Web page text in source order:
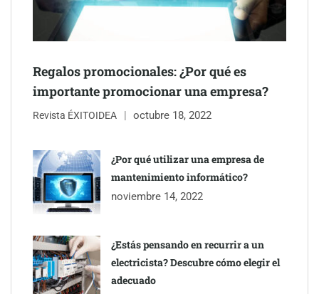
NOVA: innovación y diseño que transforman espacios de la
mano de Tormo Franquicias
Regalos promocionales: ¿Por qué es
importante promocionar una empresa?
Revista ÉXITOIDEA octubre 18, 2022
¿Por qué utilizar una empresa de
mantenimiento informático?
noviembre 14, 2022
¿Estás pensando en recurrir a un
electricista? Descubre cómo elegir el
adecuado